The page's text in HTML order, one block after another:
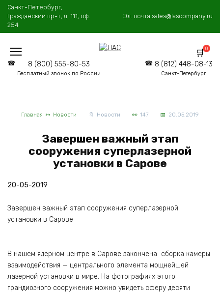
Перейти
содержанию
Санкт-Петербург,
Гражданский пр-т, д. 111, оф.
254
Эл. почта:sales@lascompany.ru
8 (800) 555-80-53
Бесплатный звонок по России
8 (812) 448-08-13
Санкт-Петербург
0
Главная Новости Новости 147 20.05.2019
Завершен важный этап
сооружения суперлазерной
установки в Сарове
20-05-2019
Завершен важный этап сооружения суперлазерной
установки в Сарове
В нашем ядерном центре в Сарове закончена сборка камеры
взаимодействия — центрального элемента мощнейшей
лазерной установки в мире. На фотографиях этого
грандиозного сооружения можно увидеть сферу десяти